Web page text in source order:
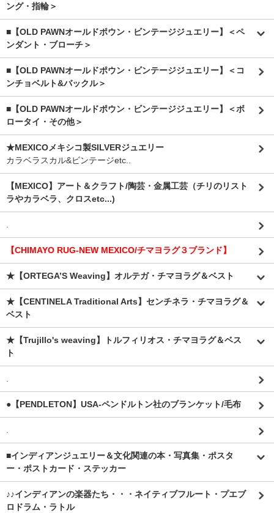
ング・指輪＞
■【OLD PAWNオールドポウン・ビンテージジュエリー】＜ペ
ンダント・ブローチ＞
■【OLD PAWNオールドポウン・ビンテージジュエリー】＜コ
ンチョベルト&バックル＞
■【OLD PAWNオールドポウン・ビンテージジュエリー】＜ボ
ロータイ・その他＞
★MEXICOメキシコ製SILVERジュエリー
カラベラスカル&ビンテージetc..
【MEXICO】アート＆クラフト/陶芸・金属工芸（チリのリスト
ラやカラベラ、クロスetc...)
.
【CHIMAYO RUG-NEW MEXICO/チマヨラグ３ブランド】
★【ORTEGA’S Weaving】オルテガ・チマヨラグ＆ベスト
★【CENTINELA Traditional Arts】センチネラ・チマヨラグ＆
ベスト
★【Trujillo's weaving】トルフィリオス・チマヨラグ＆ベス
ト
.
●【PENDLETON】USA-ペンドルトン社のブランケット/毛布
.
■インディアンジュエリー＆文化関連の本・写真集・ポスタ
ー・ポストカード・ステッカー
♪♪インディアンの楽器たち・・・ネイティブフルート・プエブ
ロドラム・ラトル